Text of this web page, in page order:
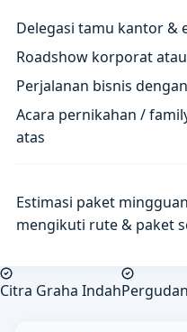
Delegasi tamu kantor &
Roadshow korporat
Perjalanan bisnis
Acara pernikahan /
atas
Estimasi paket
mengikuti rute & paket
Citra Graha Indah